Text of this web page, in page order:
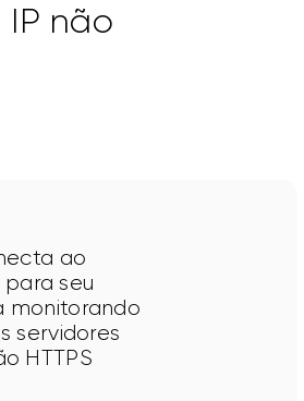
não
ao
seu
monitorando
servidores
HTTPS